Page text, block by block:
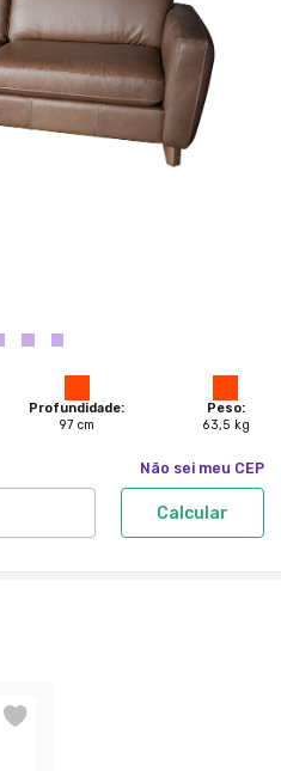
Profundidade:
97 cm
Peso:
63,5 kg
Não sei meu CEP
Calcular